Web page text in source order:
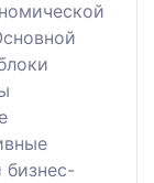
бизнес-